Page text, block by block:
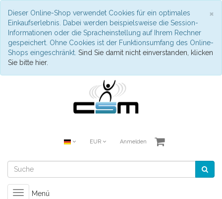
×
Dieser Online-Shop verwendet Cookies für ein optimales
Einkaufserlebnis. Dabei werden beispielsweise die Session-
Informationen oder die Spracheinstellung auf Ihrem Rechner
gespeichert. Ohne Cookies ist der Funktionsumfang des Online-
Shops eingeschränkt. Sind Sie damit nicht einverstanden, klicken
Sie bitte hier.
EUR Anmelden
ToggleMenü